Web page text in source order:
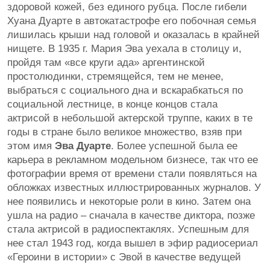
здоровой кожей, без единого рубца. После гибели
Хуана Дуарте в автокатастрофе его побочная семья
лишилась крыши над головой и оказалась в крайней
нищете. В 1935 г. Мария Эва уехала в столицу и,
пройдя там «все круги ада» аргентинской
простолюдинки, стремящейся, тем не менее,
выбраться с социального дна и вскарабкаться по
социальной лестнице, в конце концов стала
актрисой в небольшой актерской труппе, каких в те
годы в стране было великое множество, взяв при
этом имя Эва Дуарте. Более успешной была ее
карьера в рекламном модельном бизнесе, так что ее
фотографии время от времени стали появляться на
обложках известных иллюстрированных журналов. У
нее появились и некоторые роли в кино. Затем она
ушла на радио – сначала в качестве диктора, позже
стала актрисой в радиоспектаклях. Успешным для
нее стал 1943 год, когда вышел в эфир радиосериал
«Героини в истории» с Эвой в качестве ведущей